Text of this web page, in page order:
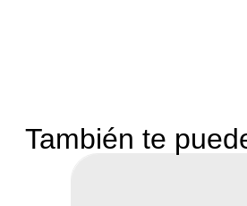
También te